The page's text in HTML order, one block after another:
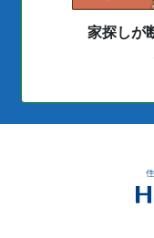
家探しが